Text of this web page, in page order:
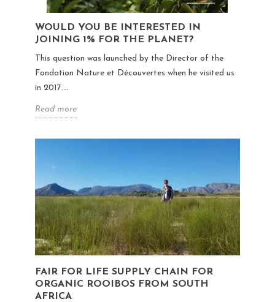
WOULD YOU BE INTERESTED IN
JOINING 1% FOR THE PLANET?
This question was launched by the Director of the
Fondation Nature et Découvertes when he visited us
in 2017....
Read more
FAIR FOR LIFE SUPPLY CHAIN FOR
ORGANIC ROOIBOS FROM SOUTH
AFRICA